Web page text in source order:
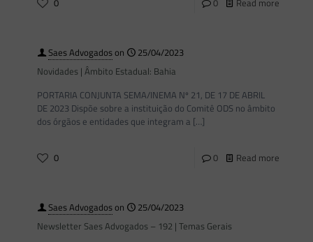
0 0 Read more
Saes Advogadoson
25/04/2023
Novidades | Âmbito Estadual: Bahia
PORTARIA CONJUNTA SEMA/INEMA Nº 21, DE 17 DE ABRIL
DE 2023 Dispõe sobre a instituição do Comitê ODS no âmbito
dos órgãos e entidades que integram a […]
0 0 Read more
Saes Advogadoson
25/04/2023
Newsletter Saes Advogados – 192 | Temas Gerais